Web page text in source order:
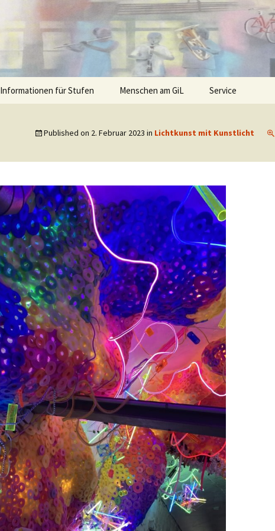
Informationen für Stufen Menschen am GiL Service
Published on 2. Februar 2023 in Lichtkunst mit Kunstlicht